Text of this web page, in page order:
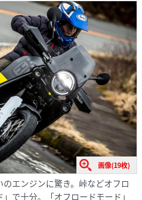
画像(19枚)
エンジンに驚き。峠などオフロ
で十分。「オフロードモード」